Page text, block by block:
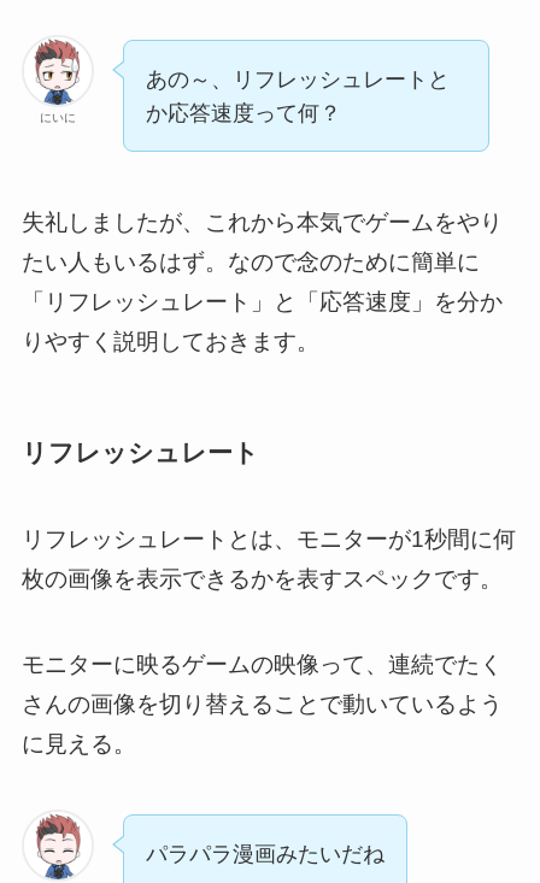
にいに
あの～、リフレッシュレートと
か応答速度って何？
失礼しましたが、これから本気でゲームをやり
たい人もいるはず。なので念のために簡単に
「リフレッシュレート」と「応答速度」を分か
りやすく説明しておきます。
リフレッシュレート
リフレッシュレートとは、モニターが1秒間に何
枚の画像を表示できるかを表すスペックです。
モニターに映るゲームの映像って、連続でたく
さんの画像を切り替えることで動いているよう
に見える。
パラパラ漫画みたいだね